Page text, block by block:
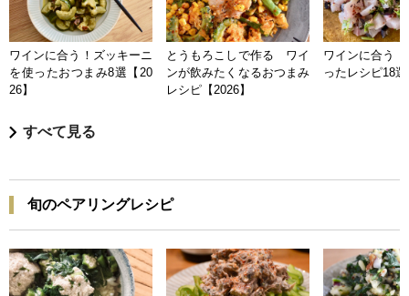
ワインに合う！ズッキーニ
を使ったおつまみ8選【20
26】
とうもろこしで作る ワイ
ンが飲みたくなるおつまみ
レシピ【2026】
ワインに合う
ったレシピ18
すべて見る
旬のペアリングレシピ